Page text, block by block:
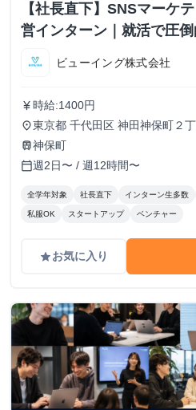
【社長直下】SNSマーケ
営インターン｜就活で圧
ビューイング株式会社
currency_yen 時給:1400円
place東京都 千代田区 神田神保町２
５０２号室
train神保町
calendar_today週2日〜 / 週12時間〜
全学年対象 社長直下 インターン生多数
私服OK スタートアップ ベンチャー
gradeお気に入り